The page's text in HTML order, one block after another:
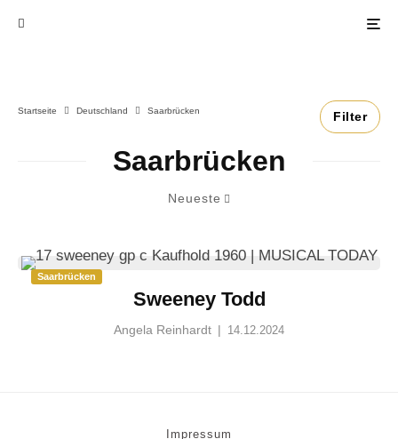
Startseite Deutschland Saarbrücken Filter
Saarbrücken
Neueste
Saarbrücken
Sweeney Todd
Angela Reinhardt | 14.12.2024
Impressum